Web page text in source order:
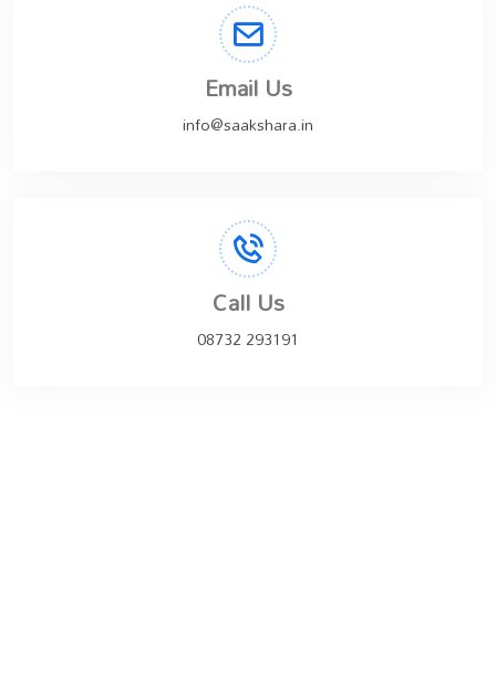
Email Us
info@saakshara.in
Call Us
08732 293191